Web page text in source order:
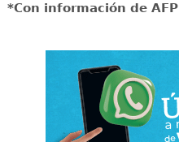
*Con información de AFP